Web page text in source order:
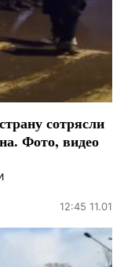
сотрясли
Фото, видео
12:45 11.01